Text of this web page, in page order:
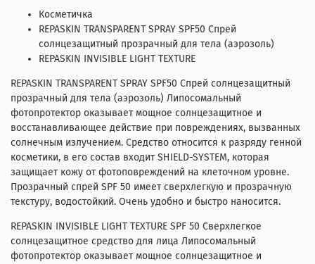
Косметичка
REPASKIN TRANSPARENT SPRAY SPF50 Спрей
солнцезащитный прозрачный для тела (аэрозоль)
REPASKIN INVISIBLE LIGHT TEXTURE
REPASKIN TRANSPARENT SPRAY SPF50 Спрей солнцезащитный
прозрачный для тела (аэрозоль) Липосомальный
фотопротектор оказывает мощное солнцезащитное и
восстанавливающее действие при повреждениях, вызванных
солнечным излучением. Средство относится к разряду генной
косметики, в его состав входит SHIELD-SYSTEM, которая
защищает кожу от фотоповреждений на клеточном уровне.
Прозрачный спрей SPF 50 имеет сверхлегкую и прозрачную
текстуру, водостойкий. Очень удобно и быстро наносится.
REPASKIN INVISIBLE LIGHT TEXTURE SPF 50 Сверхлегкое
солнцезащитное средство для лица Липосомальный
фотопротектор оказывает мощное солнцезащитное и